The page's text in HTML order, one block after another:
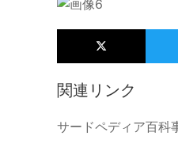
関連リンク
サードペディア百科